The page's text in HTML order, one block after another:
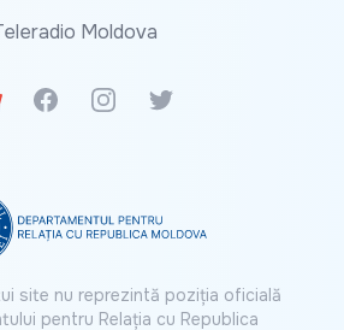
Moldova
News
FacebookInstagramTwitter
site nu reprezintă poziția oficială
pentru Relația cu Republica